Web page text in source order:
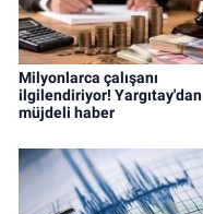
Milyonlarca çalışanı
ilgilendiriyor! Yargıtay'dan
müjdeli haber